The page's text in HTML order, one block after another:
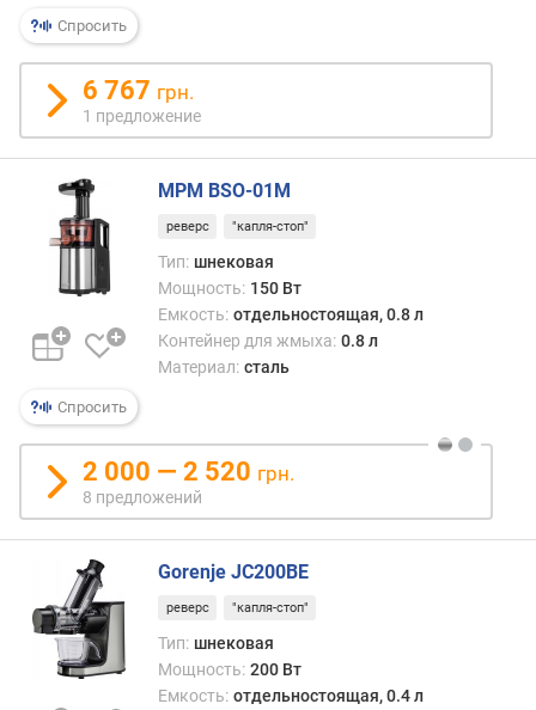
м
а
к
с
.
б
о
р
т
ы
(
б
/
м
и
н
)
м
к
о
с
Спросить
6 767 грн.
1 предложение
Спросить
MPM BSO-01M
реверс "капля-стоп"
Тип: шнековая
Мощность: 150 Вт
Емкость: отдельностоящая, 0.8 л
Контейнер для жмыха: 0.8 л
Материал: сталь
2 000 — 2 520 грн.
8 предложений
Gorenje JC200BE
реверс "капля-стоп"
Тип: шнековая
Мощность: 200 Вт
Емкость: отдельностоящая, 0.4 л